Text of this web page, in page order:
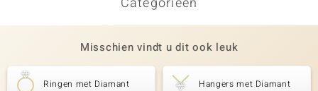
Misschien vindt u dit ook leuk
Ringen met Diamant Hangers met Diamant